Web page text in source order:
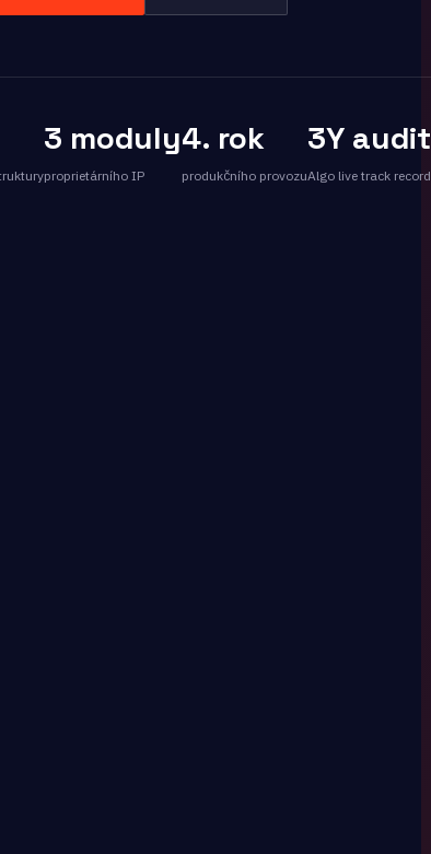
3 moduly
proprietárního IP
4. rok
produkčního provozu
3Y audit
Algo live track record